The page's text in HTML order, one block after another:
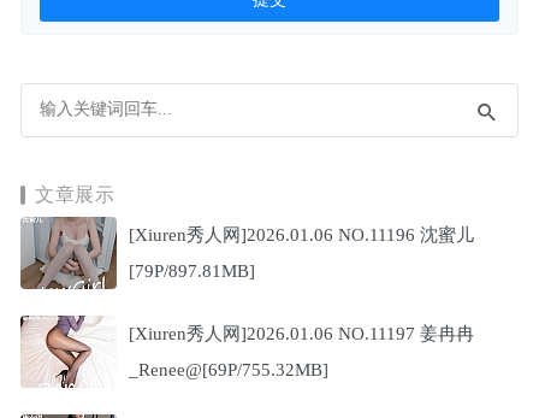
文章展示
[Xiuren秀人网]2026.01.06 NO.11196 沈蜜儿
[79P/897.81MB]
[Xiuren秀人网]2026.01.06 NO.11197 姜冉冉
_Renee@[69P/755.32MB]